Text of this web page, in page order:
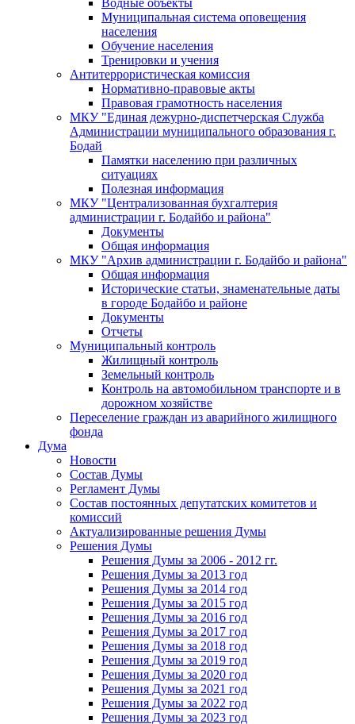
Водные объекты
Муниципальная система оповещения
населения
Обучение населения
Тренировки и учения
Антитеррористическая комиссия
Нормативно-правовые акты
Правовая грамотность населения
МКУ "Единая дежурно-диспетчерская Служба
Администрации муниципального образования г.
Бодай
Памятки населению при различных
ситуациях
Полезная информация
МКУ "Централизованная бухгалтерия
администрации г. Бодайбо и района"
Документы
Общая информация
МКУ "Архив администрации г. Бодайбо и района"
Общая информация
Исторические статьи, знаменательные даты
в городе Бодайбо и районе
Документы
Отчеты
Муниципальный контроль
Жилищный контроль
Земельный контроль
Контроль на автомобильном транспорте и в
дорожном хозяйстве
Переселение граждан из аварийного жилищного
фонда
Дума
Новости
Состав Думы
Регламент Думы
Состав постоянных депутатских комитетов и
комиссий
Актуализированные решения Думы
Решения Думы
Решения Думы за 2006 - 2012 гг.
Решения Думы за 2013 год
Решения Думы за 2014 год
Решения Думы за 2015 год
Решения Думы за 2016 год
Решения Думы за 2017 год
Решения Думы за 2018 год
Решения Думы за 2019 год
Решения Думы за 2020 год
Решения Думы за 2021 год
Решения Думы за 2022 год
Решения Думы за 2023 год